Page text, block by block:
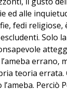
ed alle
fedi religiose,
Solo
teoria
Perciò